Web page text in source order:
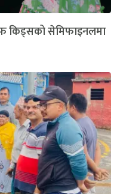
किड्सको सेमिफाइनलमा